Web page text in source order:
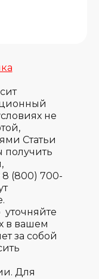
не
Статьи
получить
8 (800) 700-
в вашем
за собой
Для